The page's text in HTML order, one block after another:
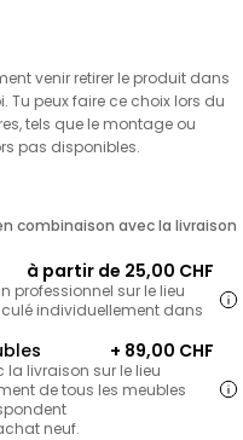
venir retirer le produit dans
Tu peux faire ce choix lors du
tels que le montage ou
pas disponibles.
combinaison avec la livraison
à partir de 25,00 CHF
professionnel sur le lieu
individuellement dans
+ 89,00 CHF
livraison sur le lieu
de tous les meubles
neuf.